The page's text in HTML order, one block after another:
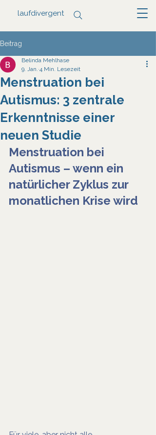
laufdivergent
Beitrag
Menstruation bei
Autismus: 3 zentrale
Erkenntnisse einer
neuen Studie
Belinda Mehlhase
9. Jan. 4 Min. Lesezeit
Menstruation bei
Autismus – wenn ein
natürlicher Zyklus zur
monatlichen Krise wird